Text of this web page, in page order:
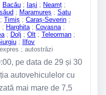
Bacău ; Iași ; Neamț ;
; Maramureș ; Satu
; Timiș ; Caraș-Severin ;
; Harghita ; Covasna ;
; Dolj ; Olt ; Teleorman ;
; Ilfov
; autostrăzi
pe data de 29 și 30
autovehiculelor cu
mai mare de 7,5